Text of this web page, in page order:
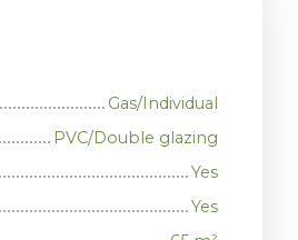
Gas/Individual
PVC/Double glazing
Yes
Yes